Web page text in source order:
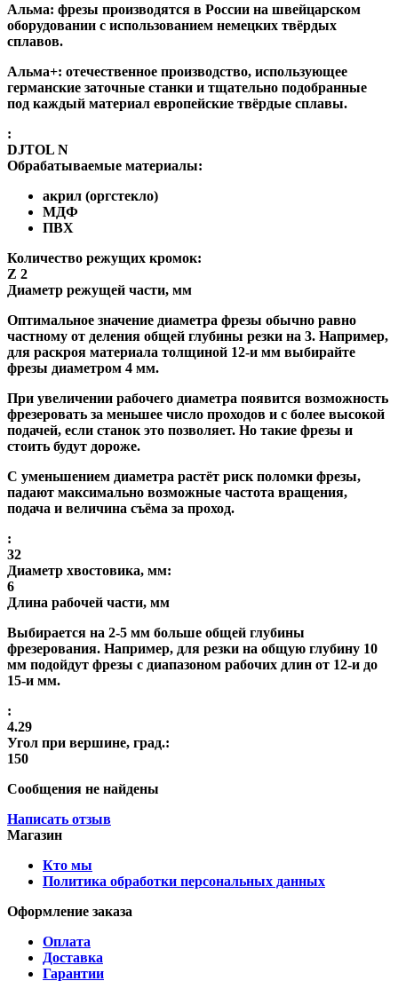
Альма: фрезы производятся в России на швейцарском
оборудовании с использованием немецких твёрдых
сплавов.
Альма+: отечественное производство, использующее
германские заточные станки и тщательно подобранные
под каждый материал европейские твёрдые сплавы.
:
DJTOL N
Обрабатываемые материалы:
акрил (оргстекло)
МДФ
ПВХ
Количество режущих кромок:
Z 2
Диаметр режущей части, мм
Оптимальное значение диаметра фрезы обычно равно
частному от деления общей глубины резки на 3. Например,
для раскроя материала толщиной 12-и мм выбирайте
фрезы диаметром 4 мм.
При увеличении рабочего диаметра появится возможность
фрезеровать за меньшее число проходов и с более высокой
подачей, если станок это позволяет. Но такие фрезы и
стоить будут дороже.
С уменьшением диаметра растёт риск поломки фрезы,
падают максимально возможные частота вращения,
подача и величина съёма за проход.
:
32
Диаметр хвостовика, мм:
6
Длина рабочей части, мм
Выбирается на 2-5 мм больше общей глубины
фрезерования. Например, для резки на общую глубину 10
мм подойдут фрезы с диапазоном рабочих длин от 12-и до
15-и мм.
:
4.29
Угол при вершине, град.:
150
Сообщения не найдены
Написать отзыв
Магазин
Кто мы
Политика обработки персональных данных
Оформление заказа
Оплата
Доставка
Гарантии